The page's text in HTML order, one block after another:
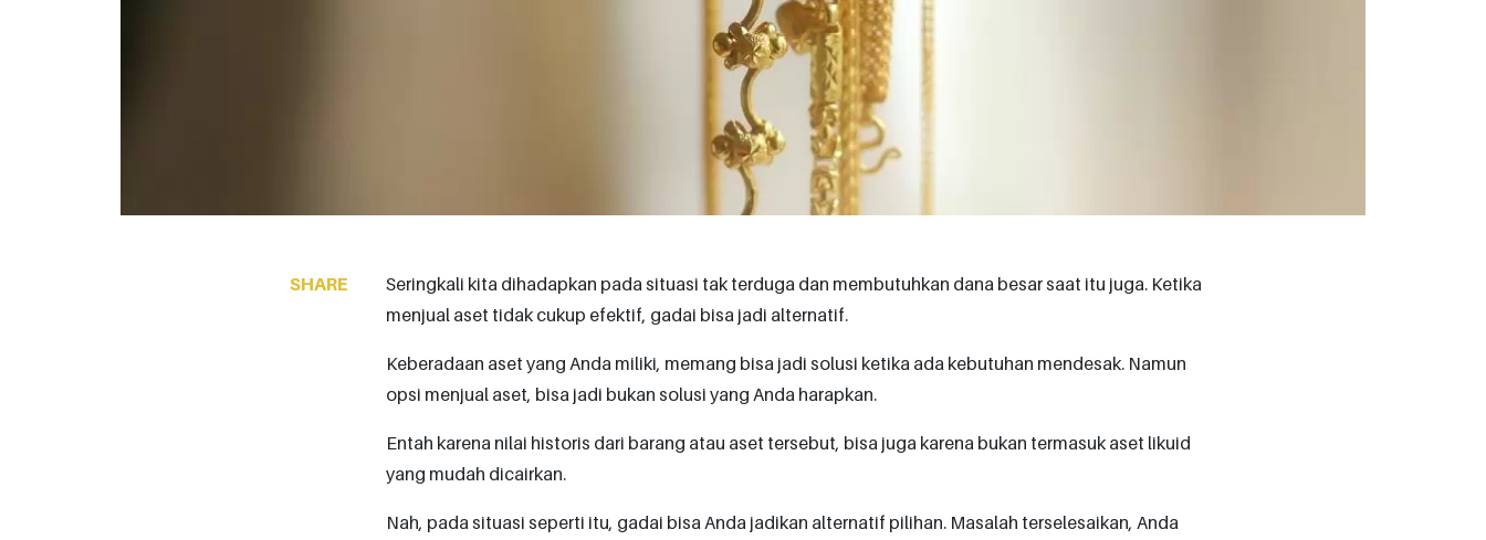
SHARE
Seringkali kita dihadapkan pada situasi tak terduga dan membutuhkan dana besar saat itu juga. Ketika
menjual aset tidak cukup efektif, gadai bisa jadi alternatif.
Keberadaan aset yang Anda miliki, memang bisa jadi solusi ketika ada kebutuhan mendesak. Namun
opsi menjual aset, bisa jadi bukan solusi yang Anda harapkan.
Entah karena nilai historis dari barang atau aset tersebut, bisa juga karena bukan termasuk aset likuid
yang mudah dicairkan.
Nah, pada situasi seperti itu, gadai bisa Anda jadikan alternatif pilihan. Masalah terselesaikan, Anda